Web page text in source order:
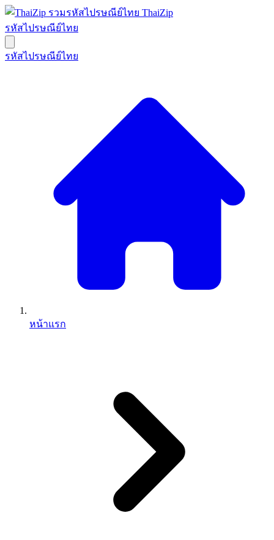
ThaiZip
รหัสไปรษณีย์ไทย
รหัสไปรษณีย์ไทย
หน้าแรก